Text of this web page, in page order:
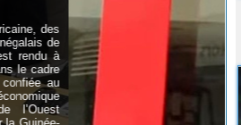
Futurs Médias ), est décédé ce vendredi
6 août 2026, des suites d’une longue
maladie. L’annonce de sa disparition a
été faite par Bouba Ndour, directeur des
programmes de la TFM, au cours de
l’émission « Jakkaarloo ». Malade depuis
plusieurs années, Djibril Dièye traversait
une...